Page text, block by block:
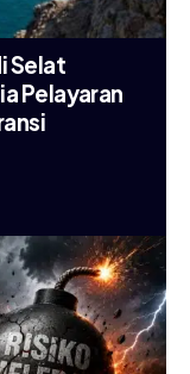
Selat
Pelayaran